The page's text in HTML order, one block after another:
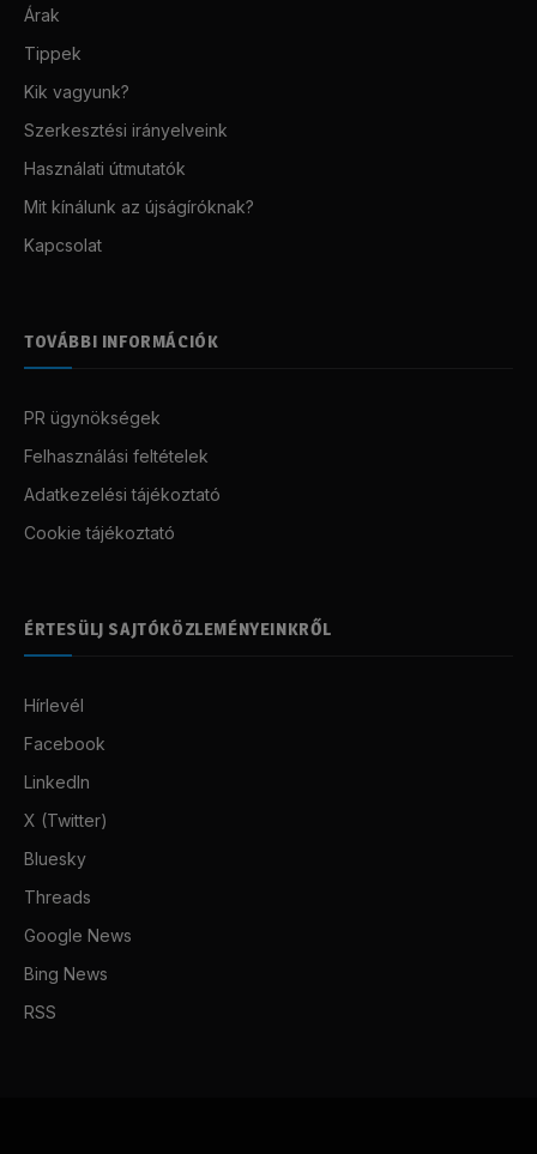
Árak
Tippek
Kik vagyunk?
Szerkesztési irányelveink
Használati útmutatók
Mit kínálunk az újságíróknak?
Kapcsolat
TOVÁBBI INFORMÁCIÓK
PR ügynökségek
Felhasználási feltételek
Adatkezelési tájékoztató
Cookie tájékoztató
ÉRTESÜLJ SAJTÓKÖZLEMÉNYEINKRŐL
Hírlevél
Facebook
LinkedIn
X (Twitter)
Bluesky
Threads
Google News
Bing News
RSS